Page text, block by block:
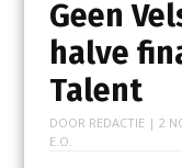
Geen
halve
Talent
DOOR REDACTIE | 2
E.O.